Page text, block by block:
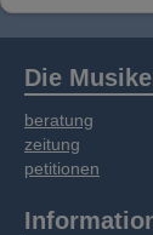
Die
beratung
zeitung
petitionen